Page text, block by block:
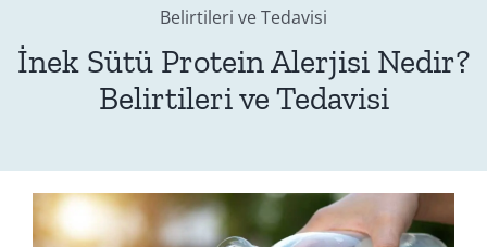
Sağlık Rehberi
Blog
Belirtileri ve Tedavisi
İnek Sütü Protein Alerjisi Nedir?
Belirtileri ve Tedavisi